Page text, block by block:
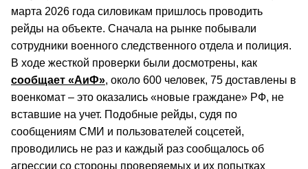
марта 2026 года силовикам пришлось проводить
рейды на объекте. Сначала на рынке побывали
сотрудники военного следственного отдела и полиция.
В ходе жесткой проверки были досмотрены, как
сообщает «АиФ», около 600 человек, 75 доставлены в
военкомат – это оказались «новые граждане» РФ, не
вставшие на учет. Подобные рейды, судя по
сообщениям СМИ и пользователей соцсетей,
проводились не раз и каждый раз сообщалось об
агрессии со стороны проверяемых и их попытках